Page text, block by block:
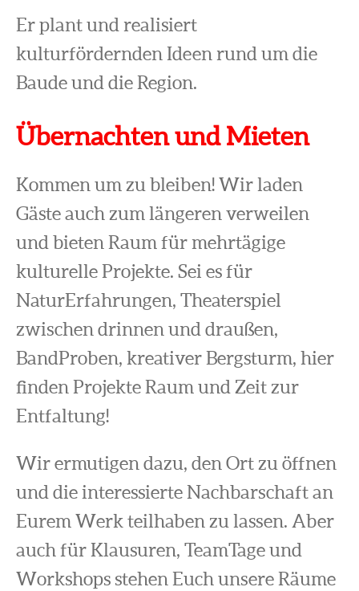
Er plant und realisiert
kulturfördernden Ideen rund um die
Baude und die Region.
Übernachten und Mieten
Kommen um zu bleiben! Wir laden
Gäste auch zum längeren verweilen
und bieten Raum für mehrtägige
kulturelle Projekte. Sei es für
NaturErfahrungen, Theaterspiel
zwischen drinnen und draußen,
BandProben, kreativer Bergsturm, hier
finden Projekte Raum und Zeit zur
Entfaltung!
Wir ermutigen dazu, den Ort zu öffnen
und die interessierte Nachbarschaft an
Eurem Werk teilhaben zu lassen. Aber
auch für Klausuren, TeamTage und
Workshops stehen Euch unsere Räume